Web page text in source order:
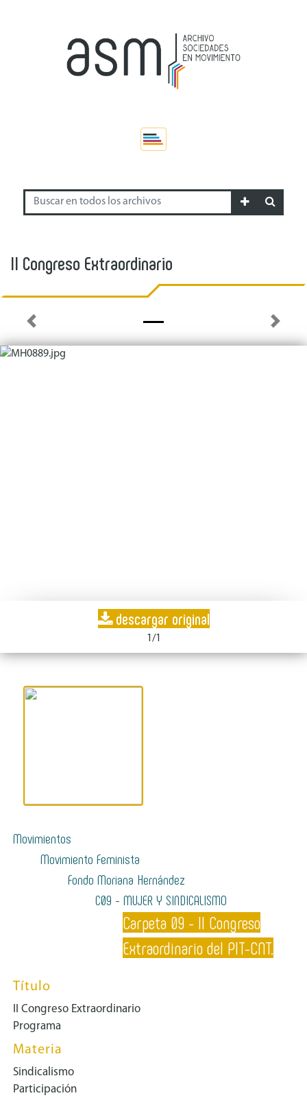
II Congreso Extraordinario
descargar original
1/1
Previous Next
Movimientos
Movimiento Feminista
Fondo Moriana Hernández
C09 - MUJER Y SINDICALISMO
Carpeta 09 - II Congreso
Extraordinario del PIT-CNT.
Título
II Congreso Extraordinario
Programa
Materia
Sindicalismo
Participación